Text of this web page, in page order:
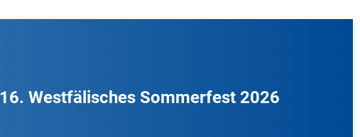
16. Westfälisches Sommerfest 2026